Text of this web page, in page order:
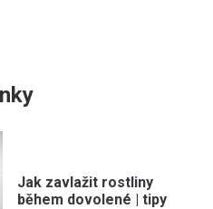
Jak zavlažit rostliny
během dovolené | tipy